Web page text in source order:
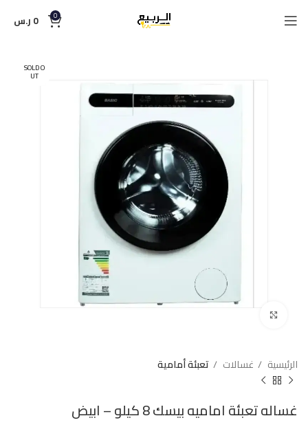
0
0 ر.س
SOLD O
UT
الرئيسية غسالات تعبئة أمامية
غساله تعبئة اماميه بيسك 8 كيلو – ابيض